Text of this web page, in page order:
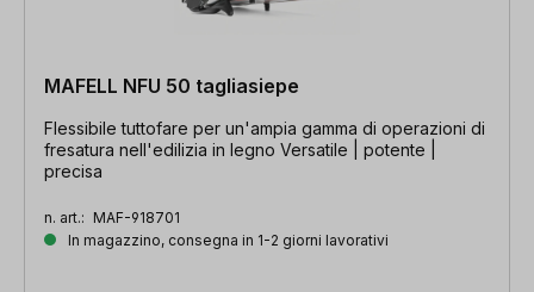
MAFELL NFU 50 tagliasiepe
Flessibile tuttofare per un'ampia gamma di operazioni di
fresatura nell'edilizia in legno Versatile | potente |
precisa
n. art.: MAF-918701
In magazzino, consegna in 1-2 giorni lavorativi